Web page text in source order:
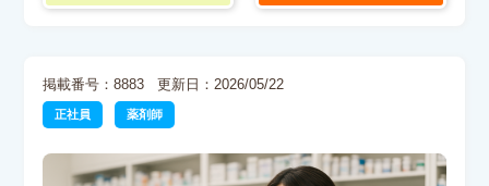
掲載番号：8883 更新日：2026/05/22
正社員 薬剤師